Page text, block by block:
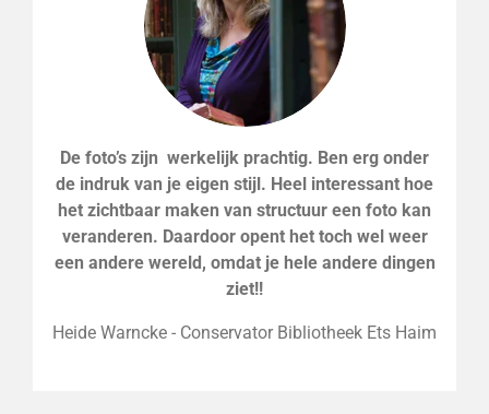
De foto’s zijn werkelijk prachtig. Ben erg onder
de indruk van je eigen stijl. Heel interessant hoe
het zichtbaar maken van structuur een foto kan
veranderen. Daardoor opent het toch wel weer
een andere wereld, omdat je hele andere dingen
ziet!!
Heide Warncke - Conservator Bibliotheek Ets Haim